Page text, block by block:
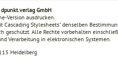
GmbH
Version ausdrucken.
Cascading Stylesheets" denselben
geschützt. Alle Rechte vorbehalten
Verarbeitung in elektronischen Systemen.
Heidelberg